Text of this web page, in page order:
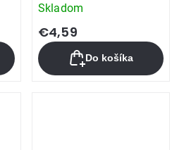
Skladom
€4,59
Do košíka